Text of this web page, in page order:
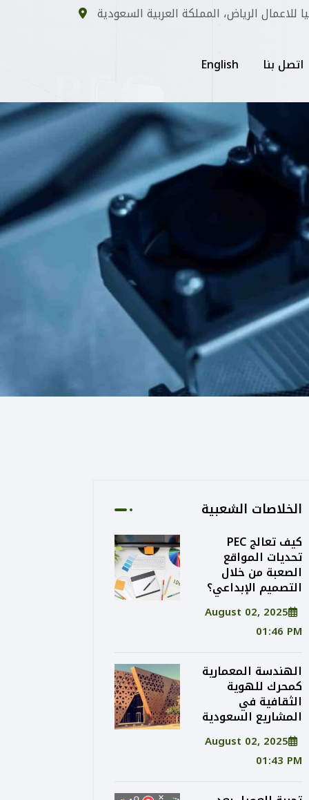
للاعمال الرياض، المملكة العربية السعودية
اتصل بنا English
الخلاصات الشعبية
كيف تعالج PEC
تحديات المواقع
الصعبة من خلال
التصميم الإبداعي؟
August 02, 2025
01:46 PM
الهندسة المعمارية
كمحرك للهوية
الثقافية في
المشاريع السعودية
August 02, 2025
01:43 PM